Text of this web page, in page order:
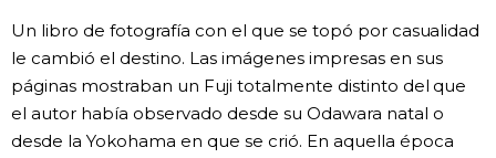
Un libro de fotografía con el que se topó por casualidad
le cambió el destino. Las imágenes impresas en sus
páginas mostraban un Fuji totalmente distinto del que
el autor había observado desde su Odawara natal o
desde la Yokohama en que se crió. En aquella época